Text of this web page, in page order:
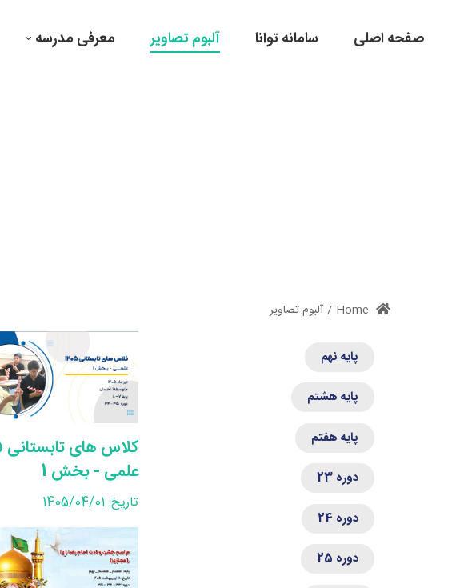
صفحه اصلی سامانه توانا آلبوم تصاویر معرفی مدرسه
/ آلبوم تصاویر
پایه نهم
پایه هشتم
پایه هفتم
دوره 23
دوره 24
دوره 25
علمی - بخش 1
تاریخ: 1405/04/01